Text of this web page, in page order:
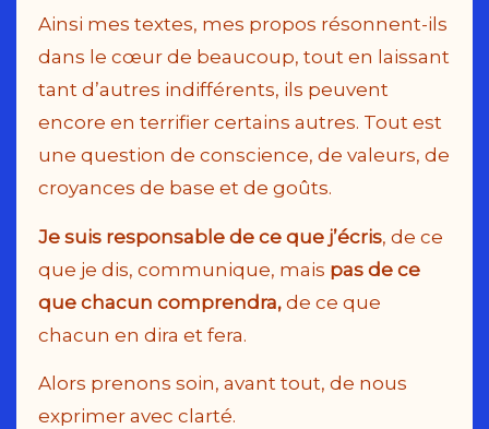
Ainsi mes textes, mes propos résonnent-ils
dans le cœur de beaucoup, tout en laissant
tant d’autres indifférents, ils peuvent
encore en terrifier certains autres. Tout est
une question de conscience, de valeurs, de
croyances de base et de goûts.
Je suis responsable de ce que j’écris, de ce
que je dis, communique, mais pas de ce
que chacun comprendra, de ce que
chacun en dira et fera.
Alors prenons soin, avant tout, de nous
exprimer avec clarté.